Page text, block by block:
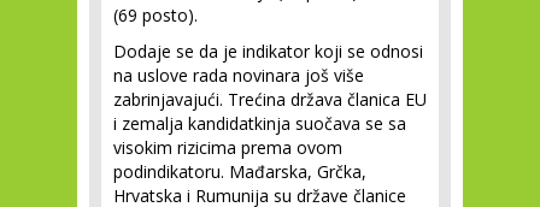
(69 posto).
Dodaje se da je indikator koji se odnosi
na uslove rada novinara još više
zabrinjavajući. Trećina država članica EU
i zemalja kandidatkinja suočava se sa
visokim rizicima prema ovom
podindikatoru. Mađarska, Grčka,
Hrvatska i Rumunija su države članice